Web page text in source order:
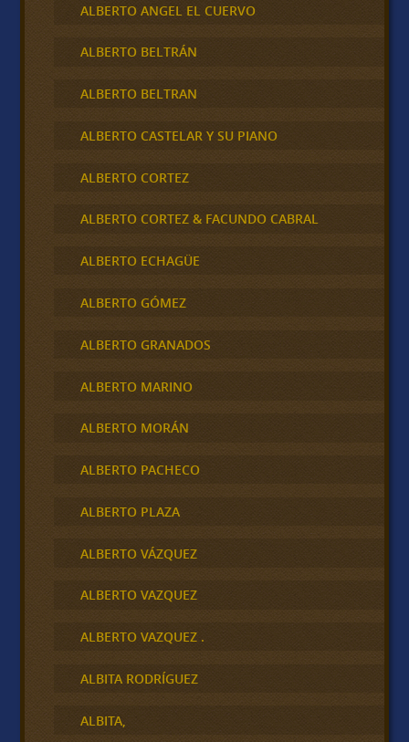
ALBERTO ANGEL EL CUERVO
ALBERTO BELTRÁN
ALBERTO BELTRAN
ALBERTO CASTELAR Y SU PIANO
ALBERTO CORTEZ
ALBERTO CORTEZ & FACUNDO CABRAL
ALBERTO ECHAGÜE
ALBERTO GÓMEZ
ALBERTO GRANADOS
ALBERTO MARINO
ALBERTO MORÁN
ALBERTO PACHECO
ALBERTO PLAZA
ALBERTO VÁZQUEZ
ALBERTO VAZQUEZ
ALBERTO VAZQUEZ .
ALBITA RODRÍGUEZ
ALBITA,